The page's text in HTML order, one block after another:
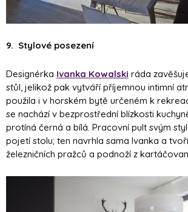
9. Stylové posezení
Designérka Ivanka Kowalski ráda
stůl, jelikož pak vytváří příjemnou intimní
použila i v horském bytě určeném k
se nachází v bezprostřední blízkosti
protíná černá a bílá. Pracovní pult svým
pojetí stolu; ten navrhla sama Ivanka a
železničních pražců a podnoží z